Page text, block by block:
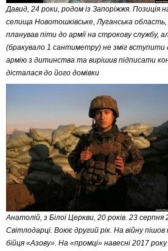
Давид, 24 роки, родом із Запоріжжя. Позиція
селища Новотошківське, Луганська область,
планував піти до армії на строкову службу,
(бракувало 1 сантиметру) не зміг вступити
армію з дитинства та вирішив підписати
дісталася до його домівки
Анатолій, з Білої Церкви, 20 років. 23 серпня
Світлодарці. Воює другий рік. На війну пішов
бійця «Азову». На «промці» навесні 2017